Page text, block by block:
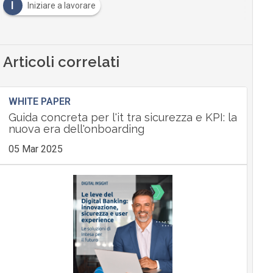
Iniziare a lavorare
Articoli correlati
WHITE PAPER
Guida concreta per l'it tra sicurezza e KPI: la
nuova era dell'onboarding
05 Mar 2025